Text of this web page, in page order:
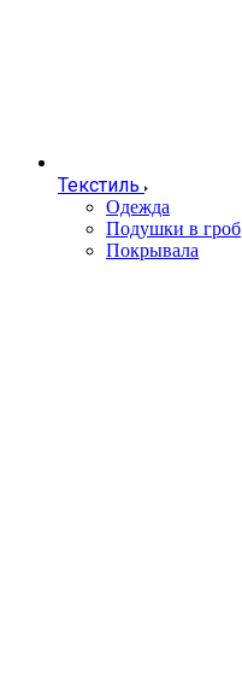
Текстиль
Одежда
Подушки в гроб
Покрывала